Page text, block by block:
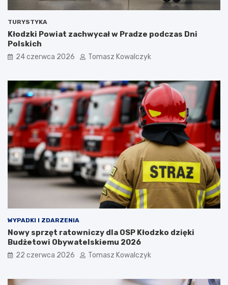
TURYSTYKA
Kłodzki Powiat zachwycał w Pradze podczas Dni
Polskich
24 czerwca 2026 Tomasz Kowalczyk
WYPADKI I ZDARZENIA
Nowy sprzęt ratowniczy dla OSP Kłodzko dzięki
Budżetowi Obywatelskiemu 2026
22 czerwca 2026 Tomasz Kowalczyk